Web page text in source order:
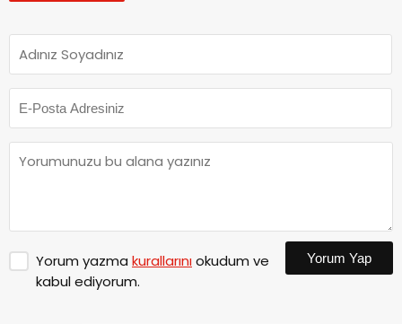
Yorum yazma kurallarınıokudum ve
kabul ediyorum.
Yorum Yap